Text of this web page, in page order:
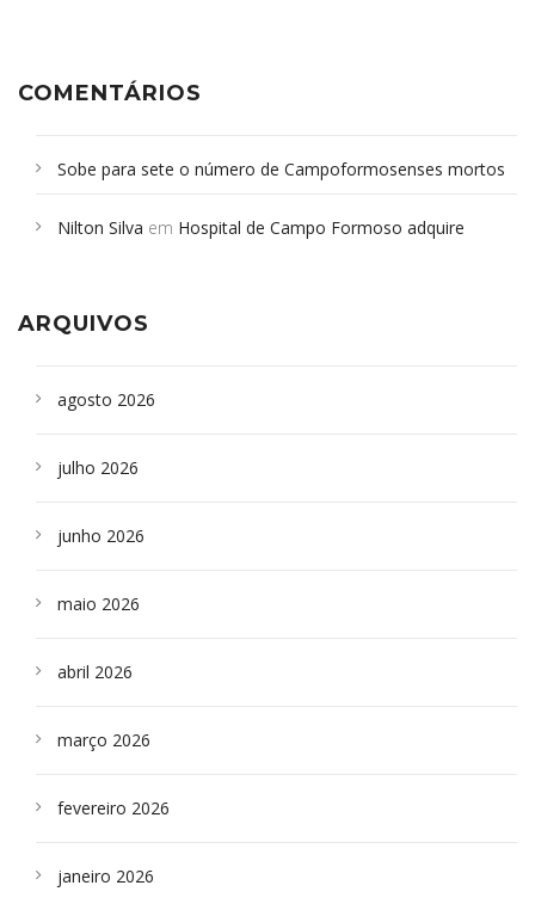
COMENTÁRIOS
Sobe para sete o número de Campoformosenses mortos
Campoformosenses que morreram em desabamentos são
Nilton Silva em Hospital de Campo Formoso adquire
ARQUIVOS
agosto 2026
julho 2026
junho 2026
maio 2026
abril 2026
março 2026
fevereiro 2026
janeiro 2026